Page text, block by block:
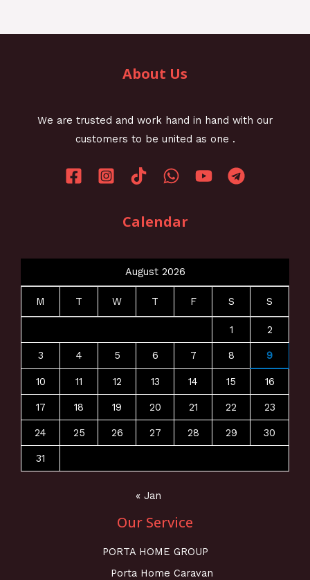
About Us
We are trusted and work hand in hand with our
customers to be united as one .
Calendar
August 2026
M T W T F S S
1 2
3 4 5 6 7 8 9
10 11 12 13 14 15 16
17 18 19 20 21 22 23
24 25 26 27 28 29 30
31
« Jan
Our Service
PORTA HOME GROUP
Porta Home Caravan